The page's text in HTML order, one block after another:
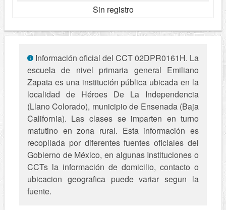
Sin registro
Información oficial del CCT 02DPR0161H. La
escuela de nivel primaria general Emiliano
Zapata es una institución pública ubicada en la
localidad de Héroes De La Independencia
(Llano Colorado), municipio de Ensenada (Baja
California). Las clases se imparten en turno
matutino en zona rural. Esta información es
recopilada por diferentes fuentes oficiales del
Gobierno de México, en algunas Instituciones o
CCTs la información de domicilio, contacto o
ubicacion geografica puede variar segun la
fuente.